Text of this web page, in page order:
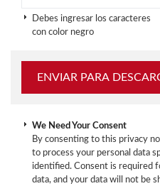
Debes ingresar los caracteres
con color negro
We Need Your Consent
By consenting to this privacy
to process your personal data
identified. Consent is required
data, and your data will not be